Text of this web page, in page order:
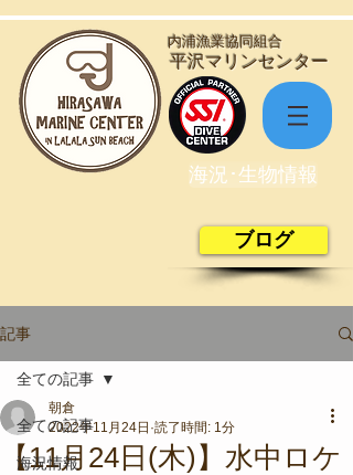
​平沢マリンセンター
​内浦漁業協同組合
海況･生物情報
ブログ
記事
全ての記事
海況情報
全ての記事
【11月24日(木)】水中ロケ
朝倉
2022年11月24日 読了時間: 1分